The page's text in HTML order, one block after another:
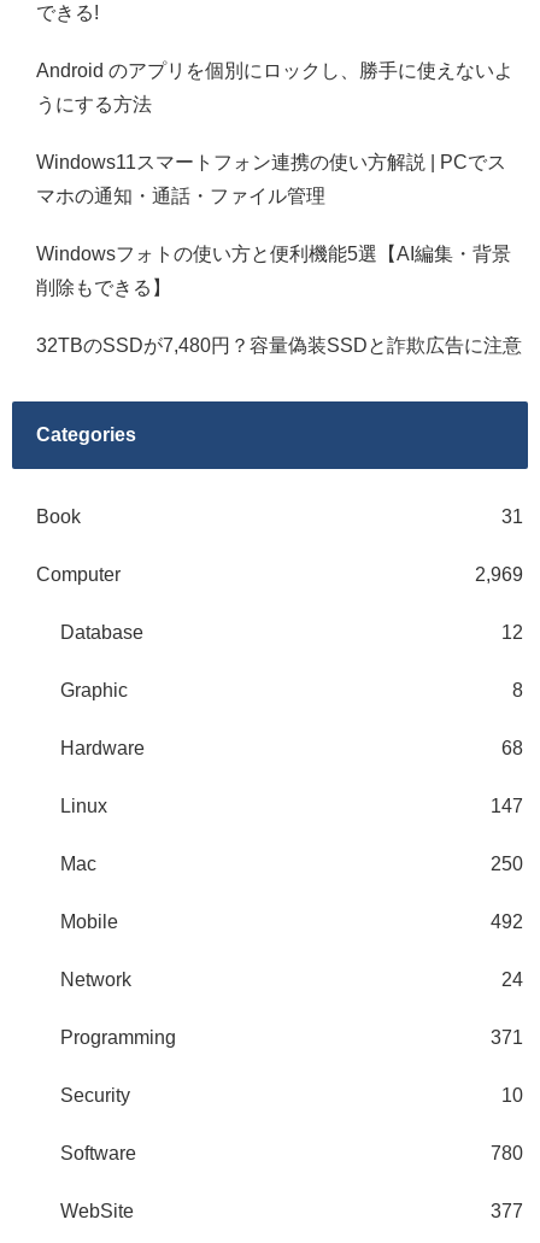
できる!
Android のアプリを個別にロックし、勝手に使えないよ
うにする方法
Windows11スマートフォン連携の使い方解説 | PCでス
マホの通知・通話・ファイル管理
Windowsフォトの使い方と便利機能5選【AI編集・背景
削除もできる】
32TBのSSDが7,480円？容量偽装SSDと詐欺広告に注意
Categories
Book 31
Computer 2,969
Database 12
Graphic 8
Hardware 68
Linux 147
Mac 250
Mobile 492
Network 24
Programming 371
Security 10
Software 780
WebSite 377